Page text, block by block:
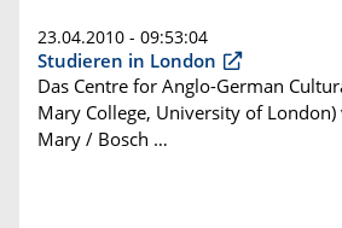
23.04.2010 - 09:53:04
Studieren in London
Das Centre for Anglo-German
Mary College, University of London)
Mary / Bosch …